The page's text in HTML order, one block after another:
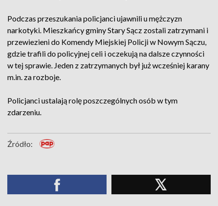
Podczas przeszukania policjanci ujawnili u mężczyzn
narkotyki. Mieszkańcy gminy Stary Sącz zostali zatrzymani i
przewiezieni do Komendy Miejskiej Policji w Nowym Sączu,
gdzie trafili do policyjnej celi i oczekują na dalsze czynności
w tej sprawie. Jeden z zatrzymanych był już wcześniej karany
m.in. za rozboje.
Policjanci ustalają rolę poszczególnych osób w tym
zdarzeniu.
Źródło: